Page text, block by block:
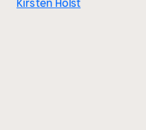
Kirsten Holst